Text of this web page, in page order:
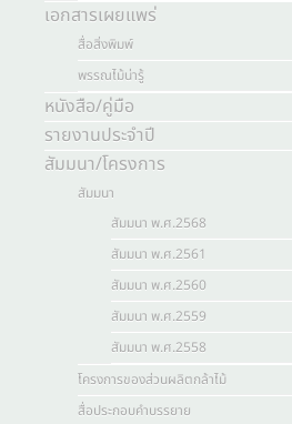
เอกสารเผยแพร่
สื่อสิ่งพิมพ์
พรรณไม้น่ารู้
หนังสือ/คู่มือ
รายงานประจำปี
สัมมนา/โครงการ
สัมมนา
สัมมนา พ.ศ.2568
สัมมนา พ.ศ.2561
สัมมนา พ.ศ.2560
สัมมนา พ.ศ.2559
สัมมนา พ.ศ.2558
โครงการของส่วนผลิตกล้าไม้
สื่อประกอบคำบรรยาย